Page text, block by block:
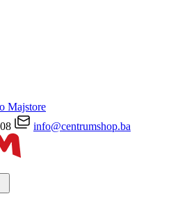
Majstore
info@centrumshop.ba